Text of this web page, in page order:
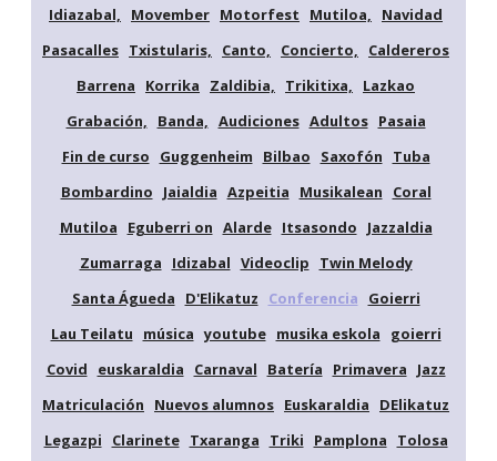
Idiazabal,
Movember Motorfest Mutiloa,
Navidad
Pasacalles Txistularis, Canto, Concierto,
Caldereros
Barrena
Korrika Zaldibia, Trikitixa,
Lazkao
Grabación,
Banda, Audiciones Adultos Pasaia
Fin de curso
Guggenheim Bilbao Saxofón
Tuba
Bombardino
Jaialdia Azpeitia Musikalean
Coral
Mutiloa
Eguberri on Alarde Itsasondo
Jazzaldia
Zumarraga
Idizabal Videoclip
Twin Melody
Santa Águeda
D'Elikatuz Conferencia
Goierri
Lau Teilatu
música youtube musika eskola
goierri
Covid
euskaraldia Carnaval Batería Primavera
Jazz
Matriculación
Nuevos alumnos Euskaraldia
DElikatuz
Legazpi
Clarinete Txaranga Triki Pamplona
Tolosa